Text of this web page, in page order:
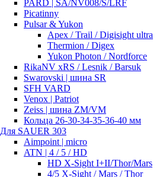
PARD | SA/NV008/S/LRF
Picatinny
Pulsar & Yukon
Apex / Trail / Digisight ultra
Thermion / Digex
Yukon Photon / Nordforce
RikaNV xRS / Lesnik / Barsuk
Swarovski | шина SR
SFH VARD
Venox | Patriot
Zeiss | шина ZM/VM
Кольца 26-30-34-35-36-40 мм
Для SAUER 303
Aimpoint | micro
ATN | 4 / 5 / HD
HD X-Sight I+II/Thor/Mars
4/5 X-Sight / Mars / Thor